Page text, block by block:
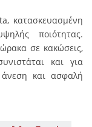
κατασκευασμένη
ποιότητας.
σε κακώσεις,
και για
άνεση και ασφαλή